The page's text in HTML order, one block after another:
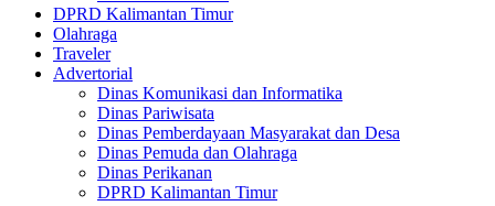
DPRD Kalimantan Timur
Olahraga
Traveler
Advertorial
Dinas Komunikasi dan Informatika
Dinas Pariwisata
Dinas Pemberdayaan Masyarakat dan Desa
Dinas Pemuda dan Olahraga
Dinas Perikanan
DPRD Kalimantan Timur